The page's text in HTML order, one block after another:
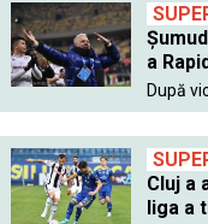
a
După
Cluj a
liga a